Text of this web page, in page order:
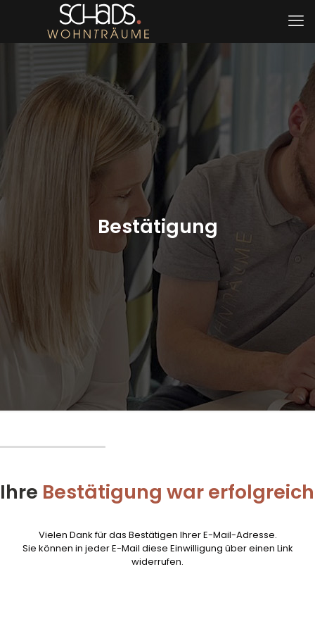
Bestätigung
Ihre Bestätigung war erfolgreich
Vielen Dank für das Bestätigen Ihrer E-Mail-Adresse.
Sie können in jeder E-Mail diese Einwilligung über einen Link
widerrufen.